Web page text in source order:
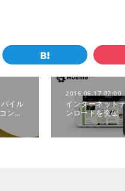
イル
ン…
2016.06.17 02:00
インターネット
ンロードを突破